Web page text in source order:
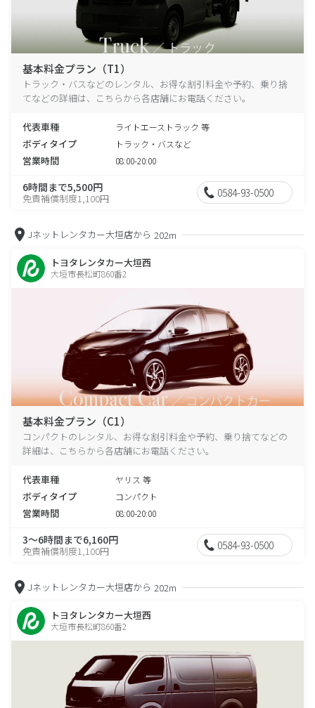
基本料金プラン（T1）
トラック・バスなどのレンタル、お得な割引料金や予約、乗り捨
てなどの詳細は、こちらから各店舗にお電話ください。
代表車種 ライトエーストラック 等
ボディタイプ トラック・バスなど
営業時間 08:00-20:00
6時間まで5,500円
免責補償制度1,100円 0584-93-0500
Jネットレンタカー大垣店から 202m
トヨタレンタカー大垣西
大垣市長松町860番2
基本料金プラン（C1）
コンパクトのレンタル、お得な割引料金や予約、乗り捨てなどの
詳細は、こちらから各店舗にお電話ください。
代表車種 ヤリス 等
ボディタイプ コンパクト
営業時間 08:00-20:00
3～6時間まで6,160円
免責補償制度1,100円 0584-93-0500
Jネットレンタカー大垣店から 202m
トヨタレンタカー大垣西
大垣市長松町860番2